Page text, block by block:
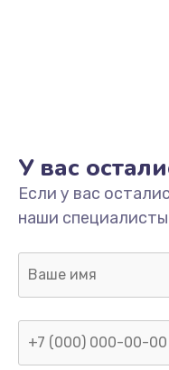
У вас
Если у вас
наши